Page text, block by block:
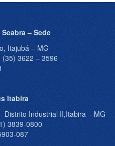
– Sede
Itajubá – MG
3622 – 3596
Itabira
Distrito Industrial II,Itabira – MG
3839-0800
087